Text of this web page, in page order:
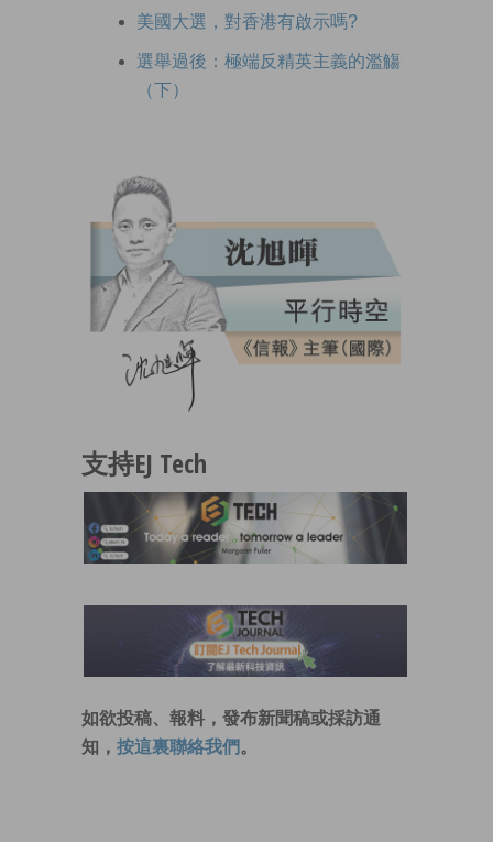
美國大選，對香港有啟示嗎?
選舉過後：極端反精英主義的濫觴
（下）
支持EJ Tech
如欲投稿、報料，發布新聞稿或採訪通
知， 按這裏聯絡我們 。